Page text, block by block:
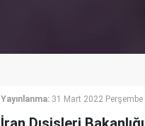
Yayınlanma: 31 Mart 2022 Perşembe